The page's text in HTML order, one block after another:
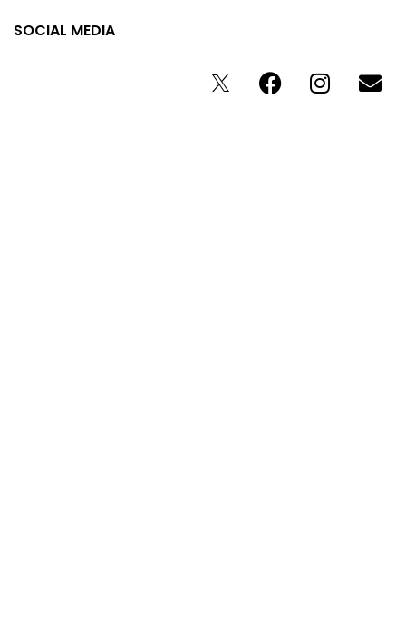
SOCIAL MEDIA